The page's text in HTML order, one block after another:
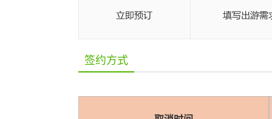
签约方式